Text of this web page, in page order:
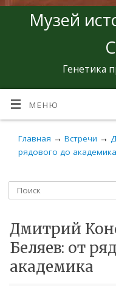
Музей
Генетика
МЕНЮ
Главная → Встречи →
рядового до академика
Дмитрий
Беляев: от
академика